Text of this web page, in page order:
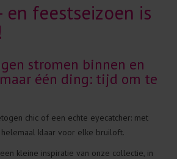
feestseizoen is
stromen binnen en
één ding: tijd om te
chic of een echte eyecatcher: met
klaar voor elke bruiloft.
kleine inspiratie van onze collectie, in